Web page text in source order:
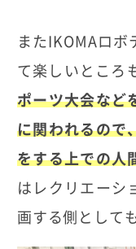
またIKOMAロボ
て楽しいところ
ポーツ大会など
に関われるので
をする上での人
はレクリエーシ
画する側として